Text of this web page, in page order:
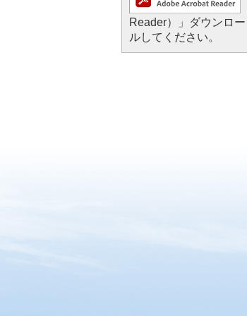
Reader）」ダウンロ
ルしてください。